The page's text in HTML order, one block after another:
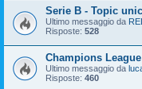
Serie B - Topic
Ultimo messaggio da
Risposte: 528
Champions
Ultimo messaggio da
Risposte: 460